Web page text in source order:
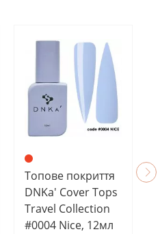
Топове покриття
DNKa' Cover Tops
Travel Collection
#0004 Nice, 12мл